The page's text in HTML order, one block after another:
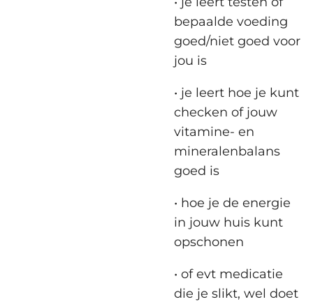
bepaalde voeding
goed/niet goed voor
jou is
• je leert hoe je kunt
checken of jouw
vitamine- en
mineralenbalans
goed is
• hoe je de energie
in jouw huis kunt
opschonen
• of evt medicatie
die je slikt, wel doet